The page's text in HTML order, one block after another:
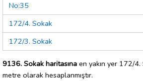
No:35
172/4. Sokak
172/3. Sokak
9136. Sokak haritasına en yakın yer 172/
metre olarak hesaplanmıştır.